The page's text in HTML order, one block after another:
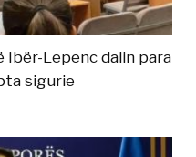
Ibër-Lepenc dalin para
sigurie